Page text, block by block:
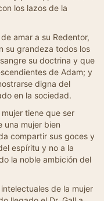
los lazos de la
amar a su Redentor,
su grandeza todos los
su doctrina y que
de Adam; y
digna del
en la sociedad.
tiene que ser
una mujer bien
compartir sus goces y
espíritu y no a la
la noble ambición del
de la mujer